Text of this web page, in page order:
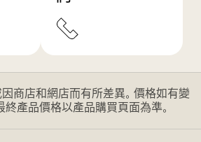
商店和網店而有所差異。價格如有變
終產品價格以產品購買頁面為準。